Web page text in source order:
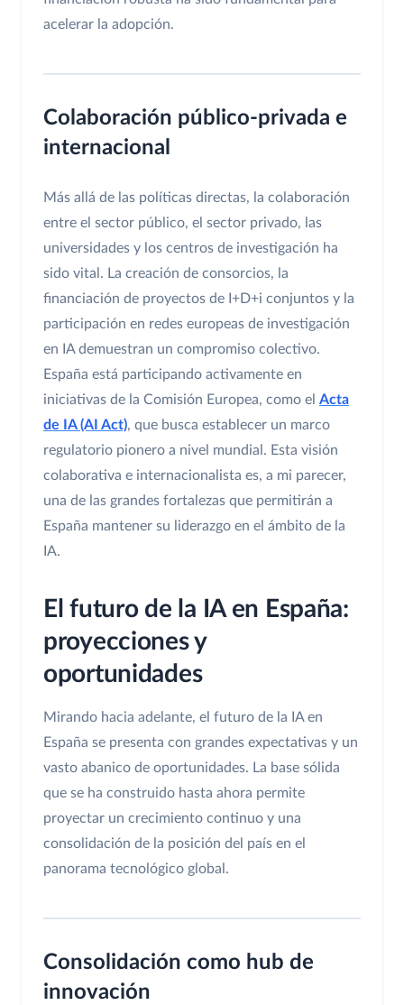
acelerar la adopción.
Colaboración público-privada e
internacional
Más allá de las políticas directas, la colaboración
entre el sector público, el sector privado, las
universidades y los centros de investigación ha
sido vital. La creación de consorcios, la
financiación de proyectos de I+D+i conjuntos y la
participación en redes europeas de investigación
en IA demuestran un compromiso colectivo.
España está participando activamente en
iniciativas de la Comisión Europea, como el Acta
de IA (AI Act), que busca establecer un marco
regulatorio pionero a nivel mundial. Esta visión
colaborativa e internacionalista es, a mi parecer,
una de las grandes fortalezas que permitirán a
España mantener su liderazgo en el ámbito de la
IA.
El futuro de la IA en España:
proyecciones y
oportunidades
Mirando hacia adelante, el futuro de la IA en
España se presenta con grandes expectativas y un
vasto abanico de oportunidades. La base sólida
que se ha construido hasta ahora permite
proyectar un crecimiento continuo y una
consolidación de la posición del país en el
panorama tecnológico global.
Consolidación como hub de
innovación